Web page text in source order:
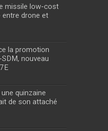
missile low-cost
entre drone et
la promotion
nouveau
quinzaine
de son attaché